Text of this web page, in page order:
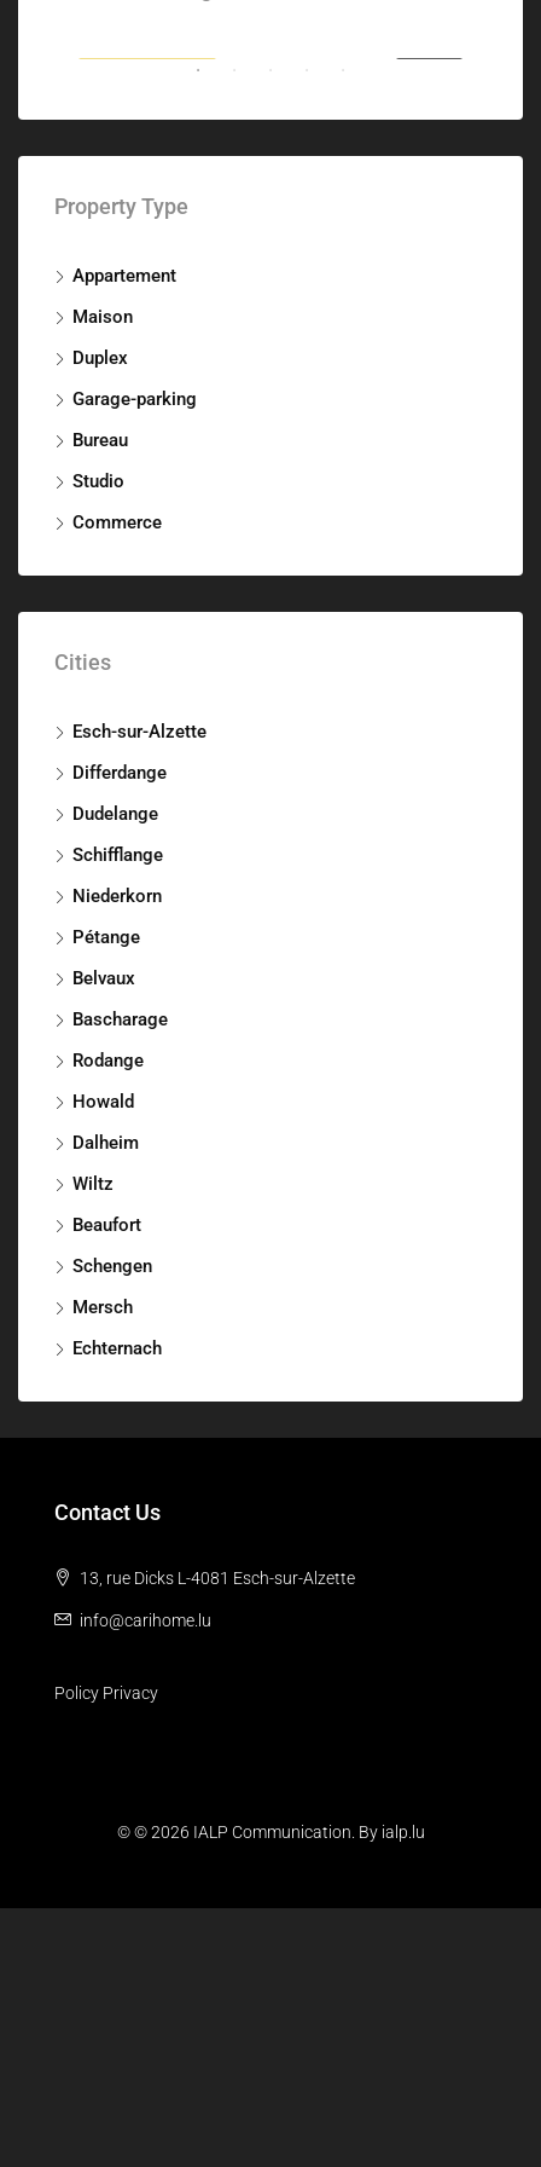
METTRE EN ÉVIDENCE
Property Type
Appartement
Maison
Duplex
Garage-parking
Bureau
Studio
Commerce
Cities
Esch-sur-Alzette
Differdange
Dudelange
Schifflange
Niederkorn
Pétange
Belvaux
Bascharage
Rodange
Howald
Dalheim
Wiltz
Beaufort
Schengen
Mersch
Echternach
Contact Us
13, rue Dicks L-4081 Esch-sur-Alzette
info@carihome.lu
Policy Privacy
© © 2026 IALP Communication. By ialp.lu